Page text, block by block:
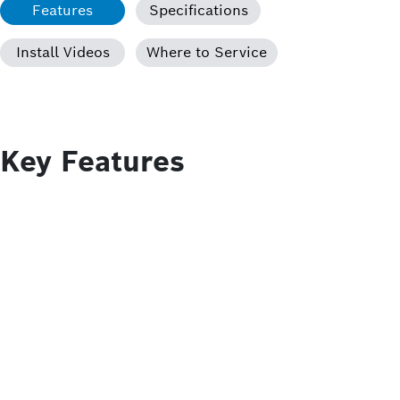
Features Specifications
Install Videos Where to Service
Key Features